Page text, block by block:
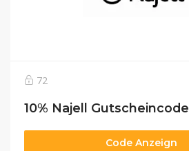
72
10% Najell Gutscheincode
Code Anzeign